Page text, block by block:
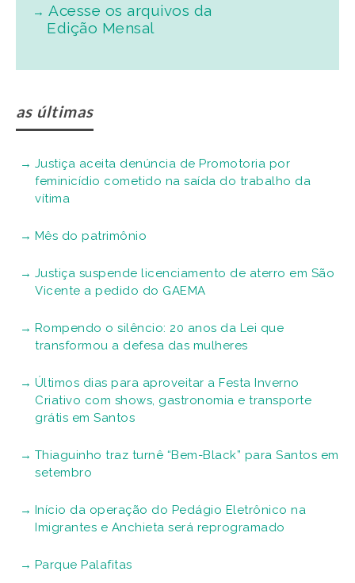
Acesse os arquivos da
Edição Mensal
as últimas
Justiça aceita denúncia de Promotoria por
feminicídio cometido na saída do trabalho da
vítima
Mês do patrimônio
Justiça suspende licenciamento de aterro em São
Vicente a pedido do GAEMA
Rompendo o silêncio: 20 anos da Lei que
transformou a defesa das mulheres
Últimos dias para aproveitar a Festa Inverno
Criativo com shows, gastronomia e transporte
grátis em Santos
Thiaguinho traz turnê “Bem-Black” para Santos em
setembro
Início da operação do Pedágio Eletrônico na
Imigrantes e Anchieta será reprogramado
Parque Palafitas